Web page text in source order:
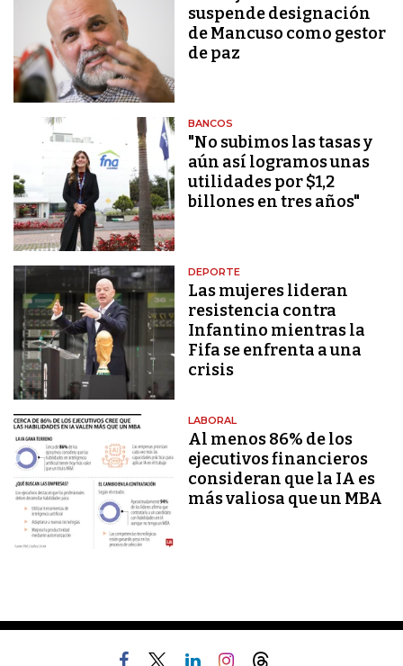
suspende designación
de Mancuso como gestor
de paz
BANCOS
"No subimos las tasas y
aún así logramos unas
utilidades por $1,2
billones en tres años"
DEPORTE
Las mujeres lideran
resistencia contra
Infantino mientras la
Fifa se enfrenta a una
crisis
LABORAL
Al menos 86% de los
ejecutivos financieros
consideran que la IA es
más valiosa que un MBA